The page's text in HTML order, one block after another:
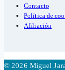
Contacto
Política de
Afiliación
© 2026 Miguel